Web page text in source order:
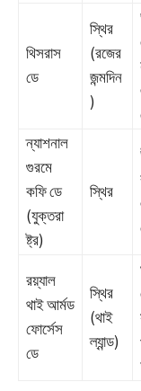
থিসরাস
ডে
স্থির
(রজের
জন্মদিন
)
ন্যাশনাল
গুরমে
কফি ডে
(যুক্তরা
ষ্ট্র)
স্থির
রয়্যাল
থাই আর্মড
ফোর্সেস
ডে
স্থির
(থাই
ল্যান্ড)